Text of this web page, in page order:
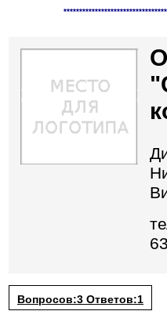
Справочник
Вопросов:3 Ответов:1